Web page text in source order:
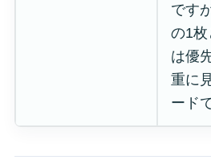
です
の1枚
は優
重に
ード